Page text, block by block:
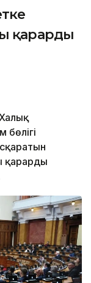
қарарды
қарарды